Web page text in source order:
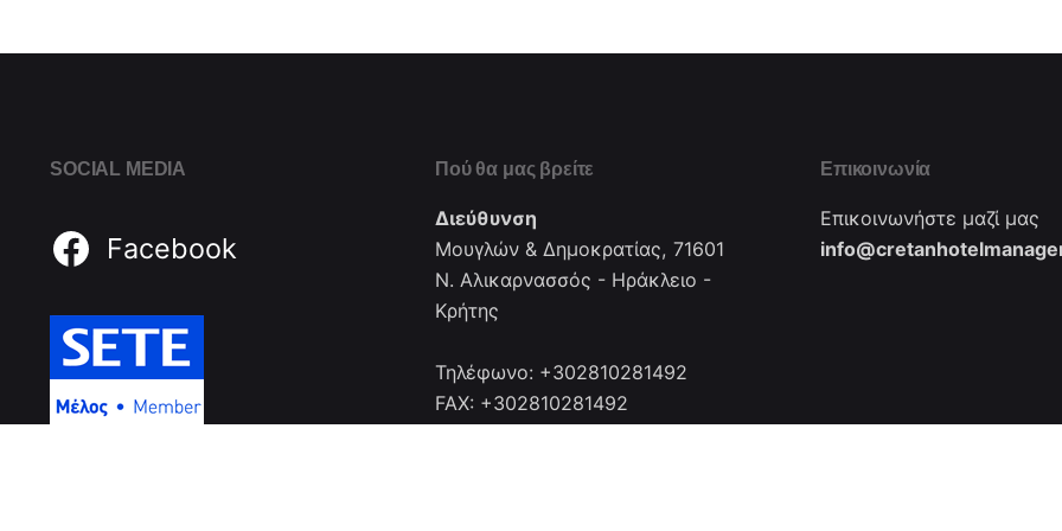
SOCIAL MEDIA
Facebook
Πού θα μας βρείτε
Διεύθυνση
Μουγλών & Δημοκρατίας, 71601
Ν. Αλικαρνασσός - Ηράκλειο -
Κρήτης
Τηλέφωνο: +302810281492
FAX: +302810281492
Επικοινωνία
Επικοινωνήστε μαζί μας